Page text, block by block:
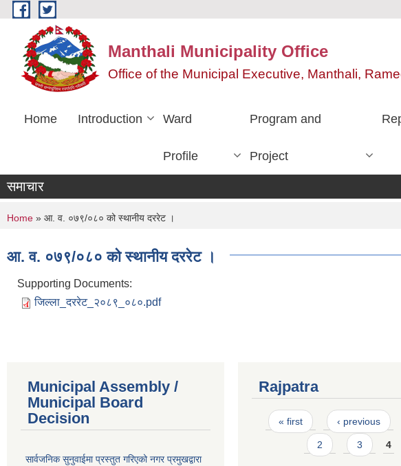
Skip to main content
Manthali Municipality Office
Office of the Municipal Executive, Manthali,
Home Introduction Ward
Profile
Program and
Project
समाचार
You are here
Home » आ. व. ०७९/०८० को स्थानीय दररेट ।
आ. व. ०७९/०८० को स्थानीय दररेट ।
Supporting Documents:
जिल्ला_दररेट_२०८९_०८०.pdf
Municipal Assembly /
Municipal Board
Decision
सार्वजनिक सुनुवाईमा प्रस्तुत गरिएको नगर प्रमुखद्वारा
Rajpatra
Pages
« first ‹ previous
2 3 4